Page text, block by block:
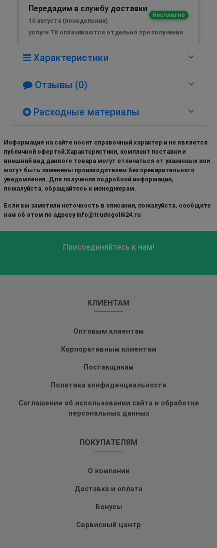
Передадим в службу доставки
бесплатно
10 августа (понедельник)
услуги ТК оплачиваются отдельно при получении
Характеристики
Отзывы (0)
Расходные материалы
Информация на сайте носит справочный характер и не является
публичной офертой.Характеристики, комплект поставки и
внешний вид данного товара могут отличаться от указанных или
могут быть изменены производителем без преварительного
уведомления. Для получения подробной информации,
пожалуйста, обращайтесь к менеджерам.
Если вы заметили неточность в описании, пожалуйста, сообщите
нам об этом по адресу info@trudogolik24.ru
Присоединяйтесь к нам!
КЛИЕНТАМ
Оптовым клиентам
Корпоративным клиентам
Поставщикам
Политика конфиденциальности
Соглашение об использовании сайта и обработке
персональных данных
ПОКУПАТЕЛЯМ
О компании
Доставка и оплата
Бонусы
Сервисный центр